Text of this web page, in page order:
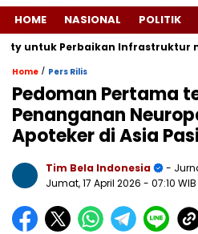
HOME NASIONAL POLITIK
Perbaikan Infrastruktur
Home / Pers Rilis
Pedoman Pertama
Penanganan
Apoteker di Asia
Tim Bela Indonesia
-
Jumat, 17 April 2026 - 07:10 WIB